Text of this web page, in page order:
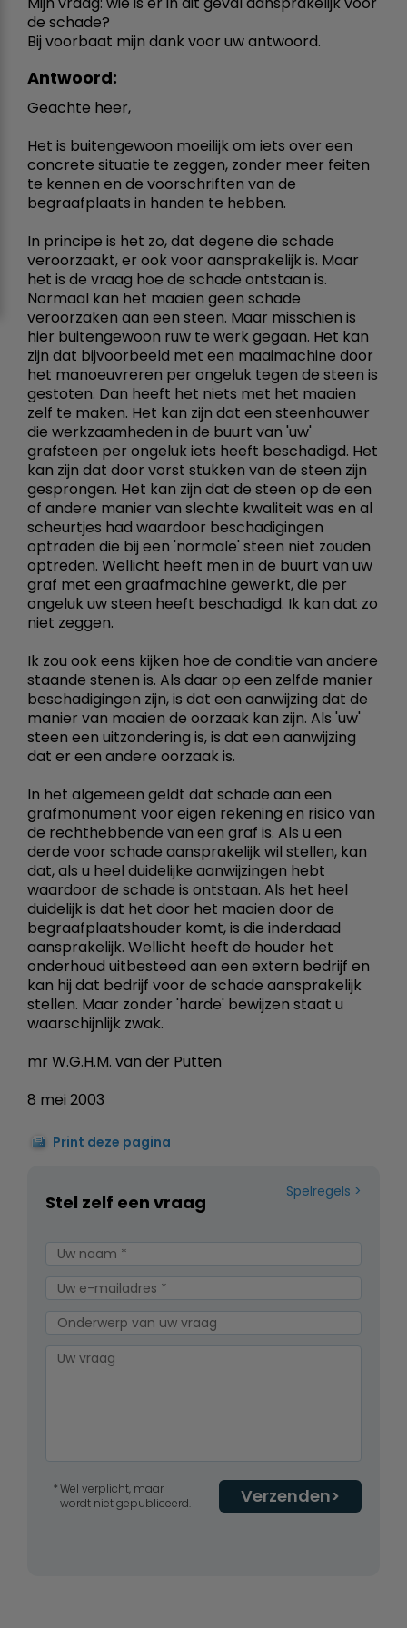
de schade?
Bij voorbaat mijn dank voor uw antwoord.
Antwoord:
Geachte heer,
Het is buitengewoon moeilijk om iets over een
concrete situatie te zeggen, zonder meer feiten
te kennen en de voorschriften van de
begraafplaats in handen te hebben.
In principe is het zo, dat degene die schade
veroorzaakt, er ook voor aansprakelijk is. Maar
het is de vraag hoe de schade ontstaan is.
Normaal kan het maaien geen schade
veroorzaken aan een steen. Maar misschien is
hier buitengewoon ruw te werk gegaan. Het kan
zijn dat bijvoorbeeld met een maaimachine door
het manoeuvreren per ongeluk tegen de steen is
gestoten. Dan heeft het niets met het maaien
zelf te maken. Het kan zijn dat een steenhouwer
die werkzaamheden in de buurt van 'uw'
grafsteen per ongeluk iets heeft beschadigd. Het
kan zijn dat door vorst stukken van de steen zijn
gesprongen. Het kan zijn dat de steen op de een
of andere manier van slechte kwaliteit was en al
scheurtjes had waardoor beschadigingen
optraden die bij een 'normale' steen niet zouden
optreden. Wellicht heeft men in de buurt van uw
graf met een graafmachine gewerkt, die per
ongeluk uw steen heeft beschadigd. Ik kan dat zo
niet zeggen.
Ik zou ook eens kijken hoe de conditie van andere
staande stenen is. Als daar op een zelfde manier
beschadigingen zijn, is dat een aanwijzing dat de
manier van maaien de oorzaak kan zijn. Als 'uw'
steen een uitzondering is, is dat een aanwijzing
dat er een andere oorzaak is.
In het algemeen geldt dat schade aan een
grafmonument voor eigen rekening en risico van
de rechthebbende van een graf is. Als u een
derde voor schade aansprakelijk wil stellen, kan
dat, als u heel duidelijke aanwijzingen hebt
waardoor de schade is ontstaan. Als het heel
duidelijk is dat het door het maaien door de
begraafplaatshouder komt, is die inderdaad
aansprakelijk. Wellicht heeft de houder het
onderhoud uitbesteed aan een extern bedrijf en
kan hij dat bedrijf voor de schade aansprakelijk
stellen. Maar zonder 'harde' bewijzen staat u
waarschijnlijk zwak.
mr W.G.H.M. van der Putten
8 mei 2003
Print deze pagina
Spelregels
Stel zelf een vraag
Verzenden
Wel verplicht, maar
wordt niet gepubliceerd.